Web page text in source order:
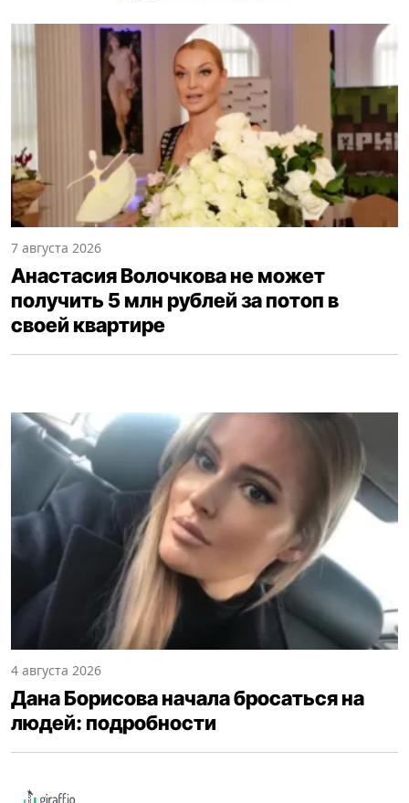
7 августа 2026
Анастасия Волочкова не может
получить 5 млн рублей за потоп в
своей квартире
4 августа 2026
Дана Борисова начала бросаться на
людей: подробности